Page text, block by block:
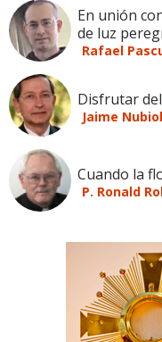
En unión
de luz
Rafael
Disfrutar
Jaime
Cuando la
P. Ronald